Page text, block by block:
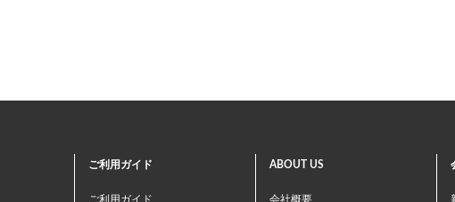
ご利用ガイド
ご利用ガイド
ABOUT US
会社概要